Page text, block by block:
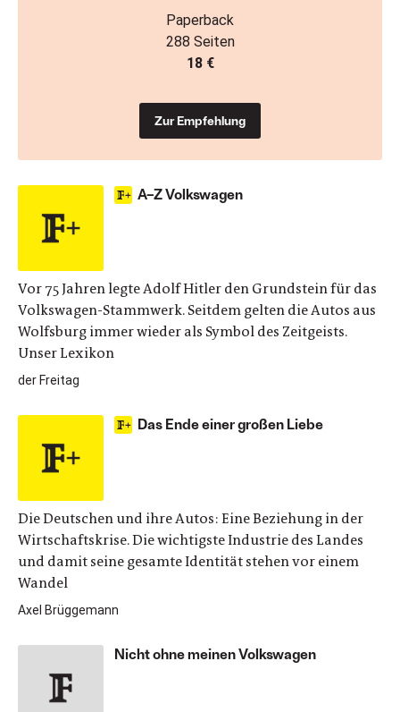
A–Z Volkswagen
Vor 75 Jahren legte Adolf Hitler den Grundstein für das
Volkswagen-Stammwerk. Seitdem gelten die Autos aus
Wolfsburg immer wieder als Symbol des Zeitgeists.
Unser Lexikon
der Freitag
Das Ende einer großen Liebe
Die Deutschen und ihre Autos: Eine Beziehung in der
Wirtschaftskrise. Die wichtigste Industrie des Landes
und damit seine gesamte Identität stehen vor einem
Wandel
Axel Brüggemann
Nicht ohne meinen Volkswagen
Paperback
288 Seiten
18 €
Zur Empfehlung